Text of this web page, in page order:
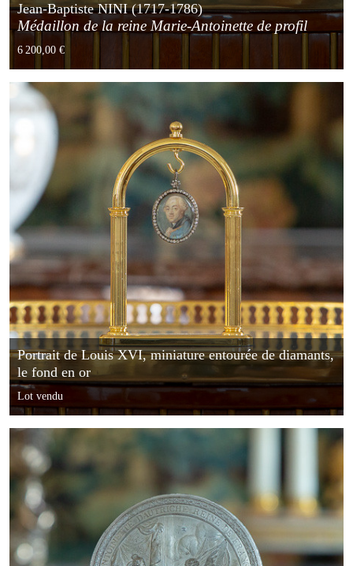
Jean-Baptiste NINI (1717-1786)
Médaillon de la reine Marie-Antoinette de profil
6 200,00 €
Portrait de Louis XVI, miniature entourée de diamants,
le fond en or
Lot vendu